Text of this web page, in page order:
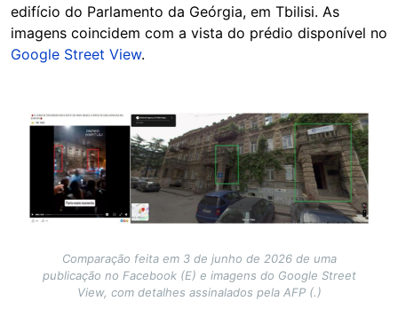
edifício do Parlamento da Geórgia, em Tbilisi. As
imagens coincidem com a vista do prédio disponível no
Google Street View.
Image
Comparação feita em 3 de junho de 2026 de uma
publicação no Facebook (E) e imagens do Google Street
View, com detalhes assinalados pela AFP (.)